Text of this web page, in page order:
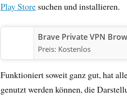
Play Store suchen und installieren.
Brave Private VPN
Preis: Kostenlos
Funktioniert soweit ganz gut, hat
genutzt werden können, die